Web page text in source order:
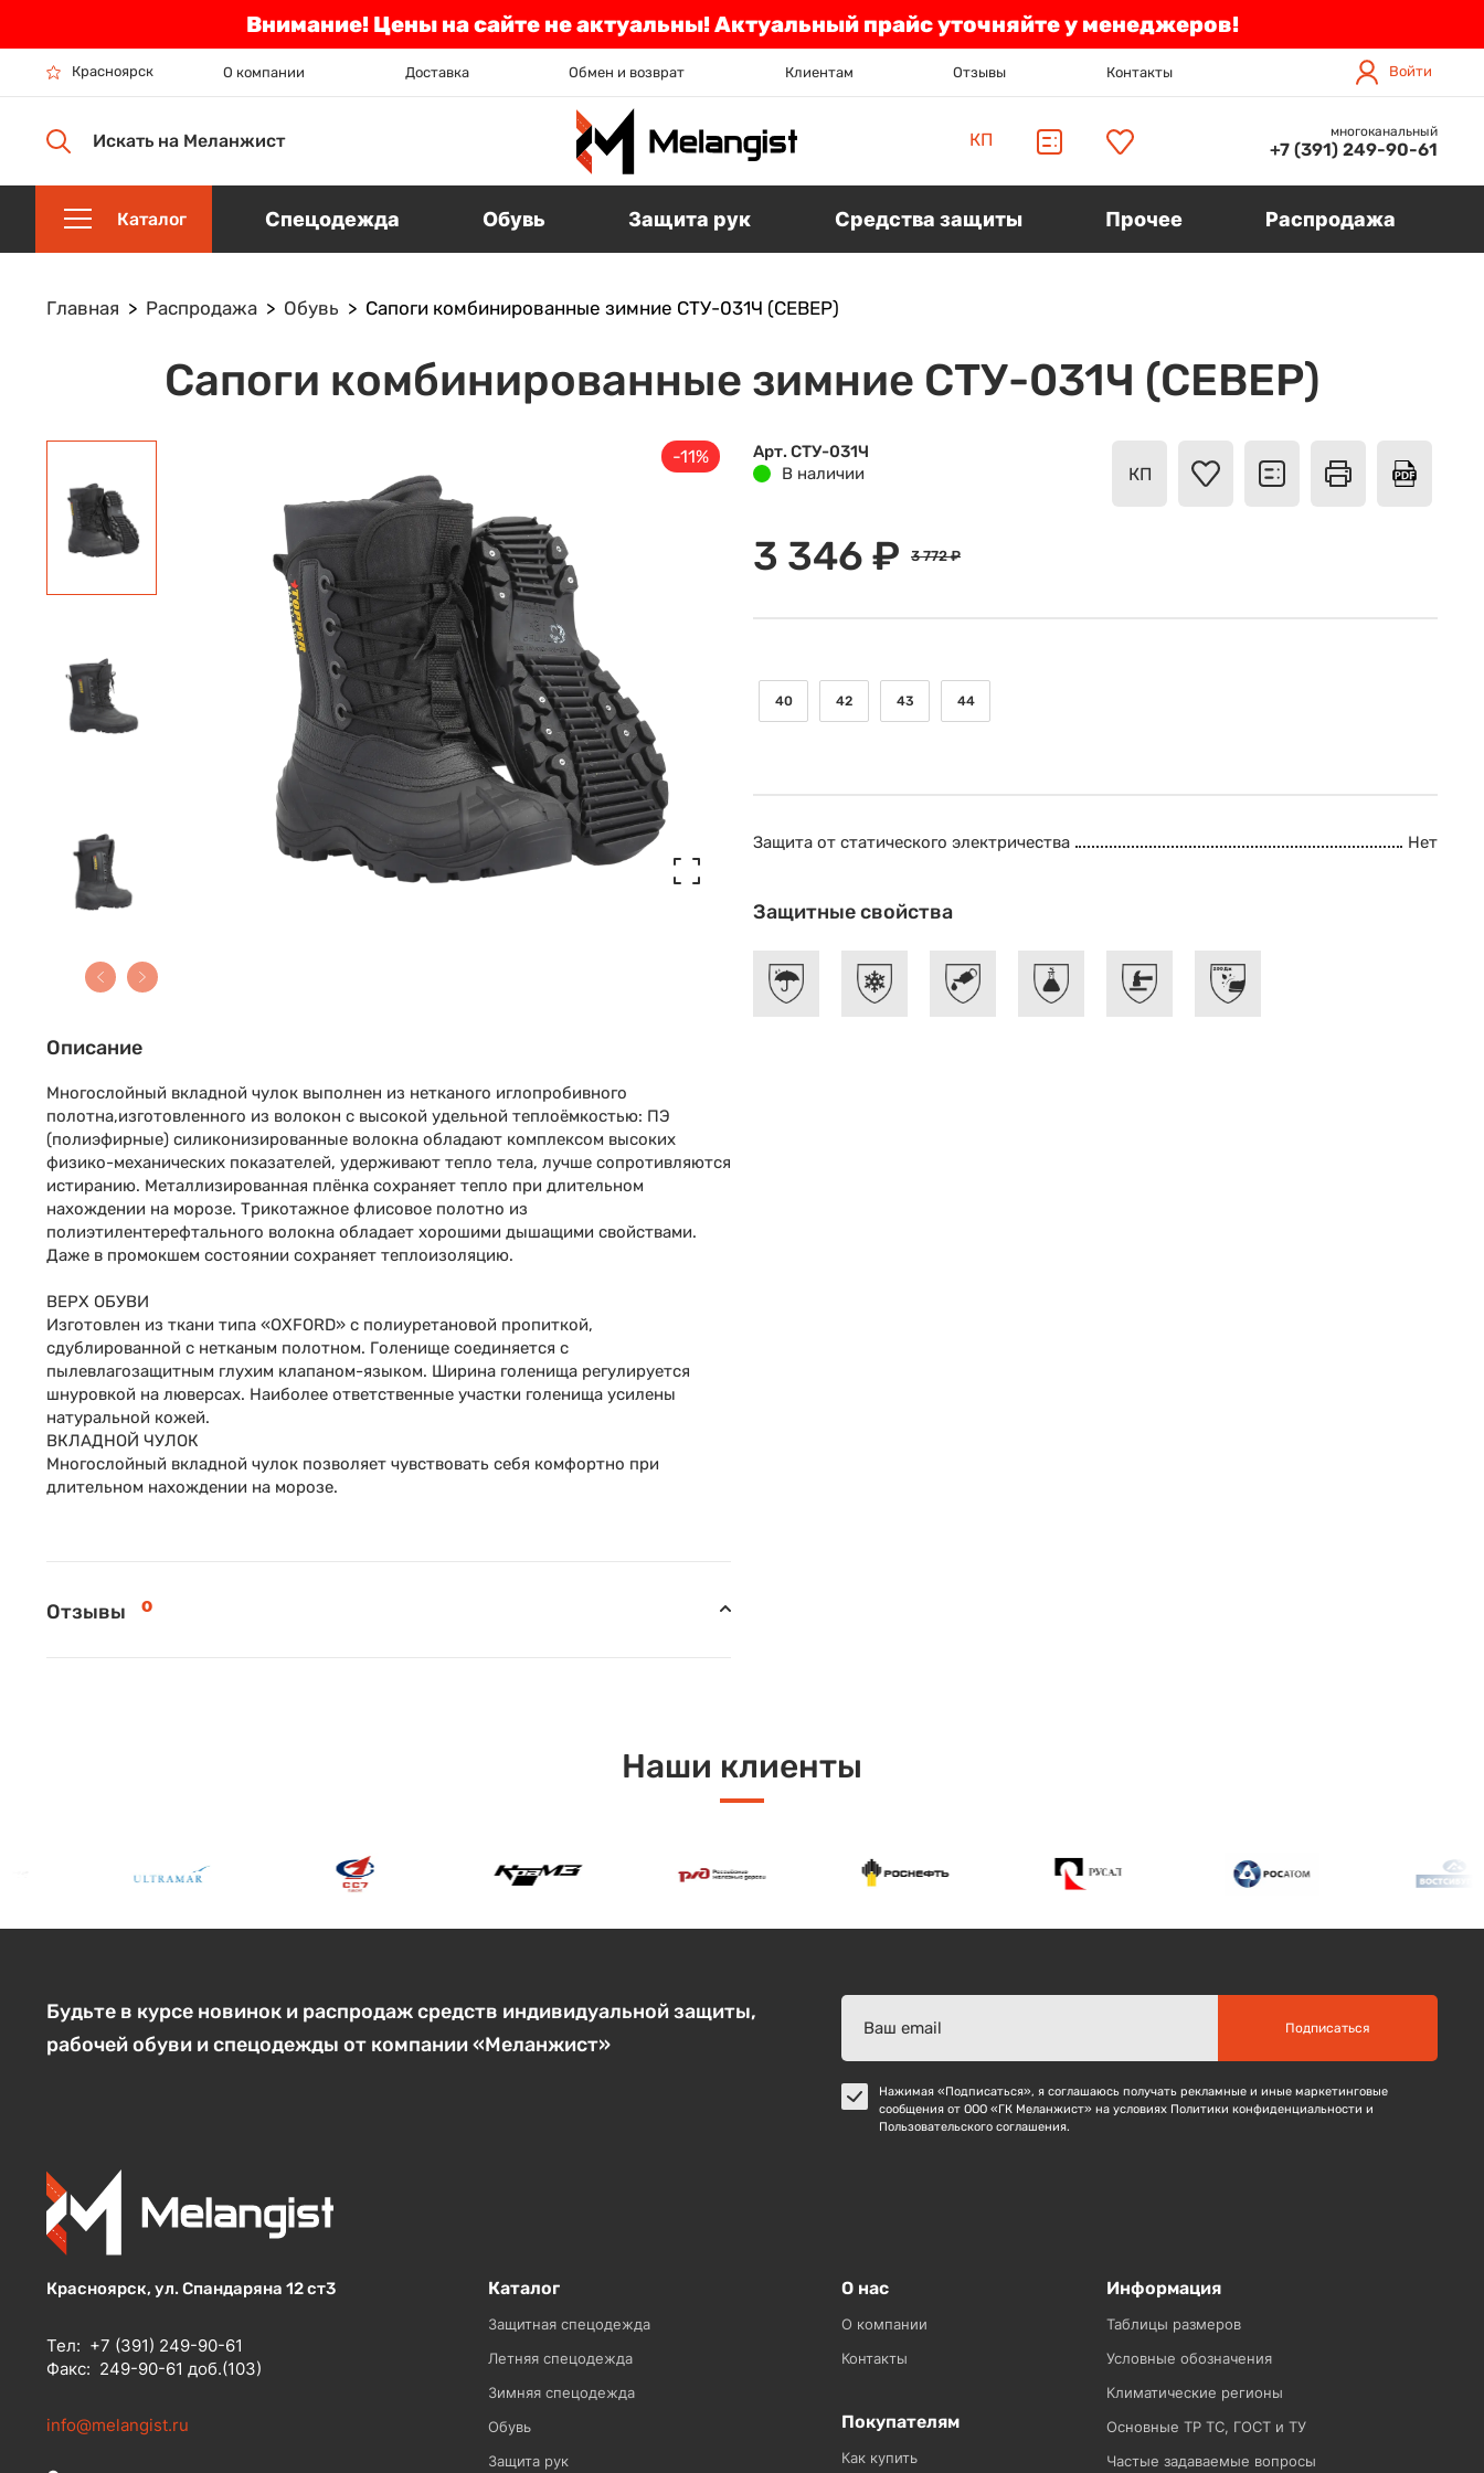
Внимание! Цены на сайте не актуальны! Актуальный прайс уточняйте у менеджеров!
Красноярск О компании Доставка Обмен и возврат Клиентам Отзывы Контакты Войти
Искать на Меланжист КП многоканальный
+7 (391) 249-90-61
Каталог Спецодежда Обувь Защита рук Средства защиты Прочее Распродажа
Главная Распродажа Обувь Сапоги комбинированные зимние СТУ-031Ч (СЕВЕР)
Сапоги комбинированные зимние СТУ-031Ч (СЕВЕР)
-11%
Описание
Многослойный вкладной чулок выполнен из нетканого иглопробивного
полотна,изготовленного из волокон с высокой удельной теплоёмкостью: ПЭ
(полиэфирные) силиконизированные волокна обладают комплексом высоких
физико-механических показателей, удерживают тепло тела, лучше сопротивляются
истиранию. Металлизированная плёнка сохраняет тепло при длительном
нахождении на морозе. Трикотажное флисовое полотно из
полиэтилентерефтального волокна обладает хорошими дышащими свойствами.
Даже в промокшем состоянии сохраняет теплоизоляцию.
ВЕРХ ОБУВИ
Изготовлен из ткани типа «OXFORD» с полиуретановой пропиткой,
сдублированной с нетканым полотном. Голенище соединяется с
пылевлагозащитным глухим клапаном-языком. Ширина голенища регулируется
шнуровкой на люверсах. Наиболее ответственные участки голенища усилены
натуральной кожей.
ВКЛАДНОЙ ЧУЛОК
Многослойный вкладной чулок позволяет чувствовать себя комфортно при
длительном нахождении на морозе.
Отзывы 0
Арт. СТУ-031Ч
В наличии
КП
3 346 ₽ 3 772 ₽
40 42 43 44
Защита от статического электричества Нет
Защитные свойства
Наши клиенты
Будьте в курсе новинок и распродаж средств индивидуальной защиты,
рабочей обуви и спецодежды от компании «Меланжист»
Подписаться
Нажимая «Подписаться», я соглашаюсь получать рекламные и иные маркетинговые
сообщения от ООО «ГК Меланжист» на условиях Политики конфиденциальности и
Пользовательского соглашения.
Красноярск, ул. Спандаряна 12 ст3
Тел: +7 (391) 249-90-61
Факс: 249-90-61 доб.(103)
info@melangist.ru
Каталог
Защитная спецодежда
Летняя спецодежда
Зимняя спецодежда
Обувь
Защита рук
О нас
О компании
Контакты
Покупателям
Как купить
Информация
Таблицы размеров
Условные обозначения
Климатические регионы
Основные ТР ТС, ГОСТ и ТУ
Частые задаваемые вопросы